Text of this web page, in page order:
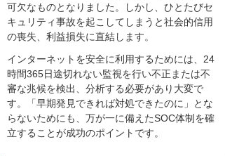
可欠なものとなりました。しかし、ひとたびセ
キュリティ事故を起こしてしまうと社会的信用
の喪失、利益損失に直結します。
インターネットを安全に利用するためには、24
時間365日途切れない監視を行い不正または不
審な兆候を検出、分析する必要があり大変で
す。「早期発見できれば対処できたのに」とな
らないためにも、万が一に備えたSOC体制を確
立することが成功のポイントです。